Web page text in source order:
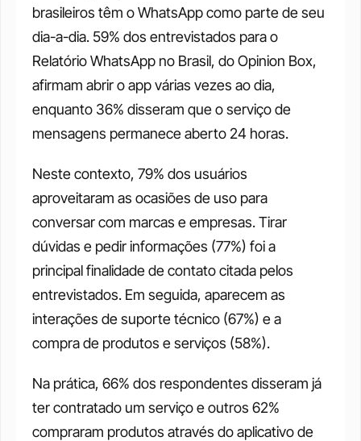
brasileiros têm o WhatsApp como parte de seu
dia-a-dia. 59% dos entrevistados para o
Relatório WhatsApp no Brasil, do Opinion Box,
afirmam abrir o app várias vezes ao dia,
enquanto 36% disseram que o serviço de
mensagens permanece aberto 24 horas.
Neste contexto, 79% dos usuários
aproveitaram as ocasiões de uso para
conversar com marcas e empresas. Tirar
dúvidas e pedir informações (77%) foi a
principal finalidade de contato citada pelos
entrevistados. Em seguida, aparecem as
interações de suporte técnico (67%) e a
compra de produtos e serviços (58%).
Na prática, 66% dos respondentes disseram já
ter contratado um serviço e outros 62%
compraram produtos através do aplicativo de